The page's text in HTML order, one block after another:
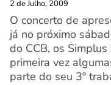
2 de Julho, 2009
O concerto de
já no próximo
do CCB, os
primeira vez
parte do seu 3º